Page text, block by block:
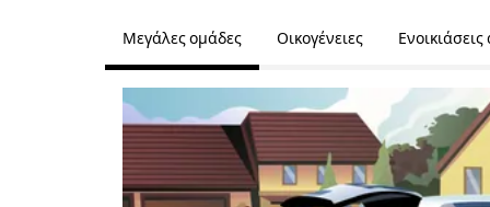
Μεγάλες ομάδες Οικογένειες